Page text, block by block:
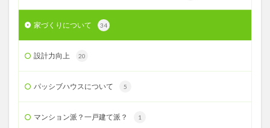
家づくりについて 34
設計力向上 20
パッシブハウスについて 5
マンション派？一戸建て派？ 1